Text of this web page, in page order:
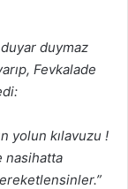
duymaz
Fevkalade
yolun kılavuzu !
nasihatta